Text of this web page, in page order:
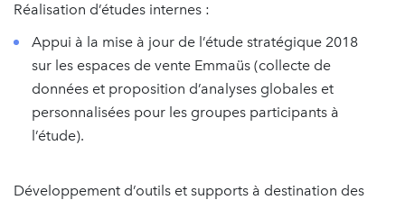
Réalisation d’études internes :
Appui à la mise à jour de l’étude stratégique 2018
sur les espaces de vente Emmaüs (collecte de
données et proposition d’analyses globales et
personnalisées pour les groupes participants à
l’étude).
Développement d’outils et supports à destination des